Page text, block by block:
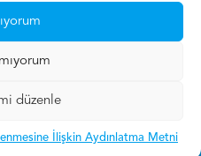
düzenle
İlişkin Aydınlatma Metni